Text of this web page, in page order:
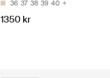
36 37 38 39 40
1350 kr